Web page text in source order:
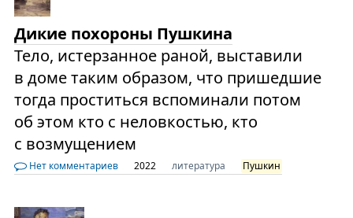
Дикие похороны Пушкина
Тело, истерзанное раной, выставили
в доме таким образом, что пришедшие
тогда проститься вспоминали потом
об этом кто с неловкостью, кто
с возмущением
Нет комментариев 2022 литература Пушкин